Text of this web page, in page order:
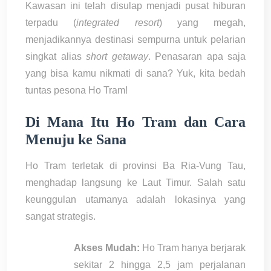
Kawasan ini telah disulap menjadi pusat hiburan
terpadu (integrated resort) yang megah,
menjadikannya destinasi sempurna untuk pelarian
singkat alias short getaway. Penasaran apa saja
yang bisa kamu nikmati di sana? Yuk, kita bedah
tuntas pesona Ho Tram!
Di Mana Itu Ho Tram dan Cara
Menuju ke Sana
Ho Tram terletak di provinsi Ba Ria-Vung Tau,
menghadap langsung ke Laut Timur. Salah satu
keunggulan utamanya adalah lokasinya yang
sangat strategis.
Akses Mudah: Ho Tram hanya berjarak
sekitar 2 hingga 2,5 jam perjalanan